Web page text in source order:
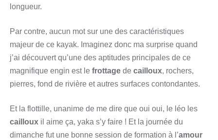
longueur.
Par contre, aucun mot sur une des caractéristiques
majeur de ce kayak. Imaginez donc ma surprise quand
j’ai découvert qu’une des aptitudes principales de ce
magnifique engin est le frottage de cailloux, rochers,
pierres, fond de rivière et autres surfaces contondantes.
Et la flottille, unanime de me dire que oui oui, le léo les
cailloux il aime ça, yaka s’y faire ! Et la journée du
dimanche fut une bonne session de formation à l’amour